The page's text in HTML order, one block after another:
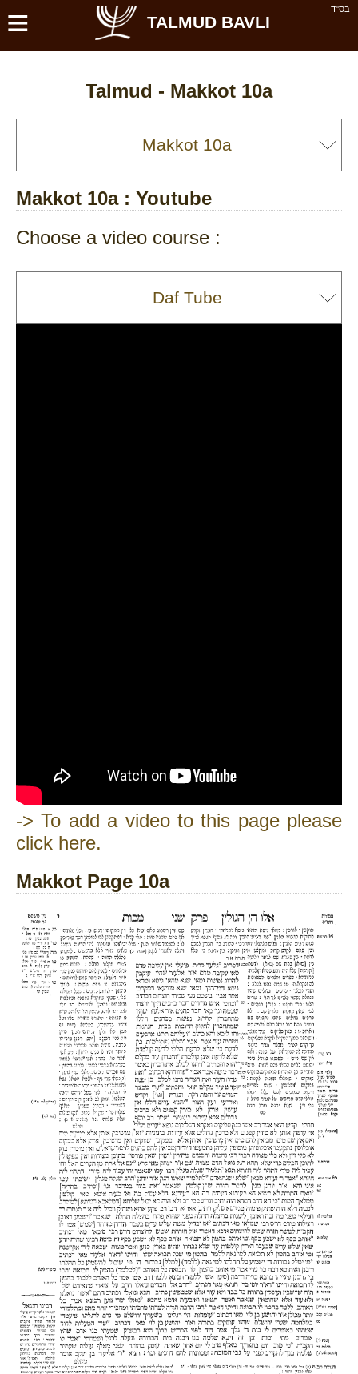
בס''ד ≡ TALMUD BAVLI
Talmud - Makkot 10a
Makkot 10a: Youtube
Choose a video course :
-> To add a video to this page please
click here.
Makkot Page 10a